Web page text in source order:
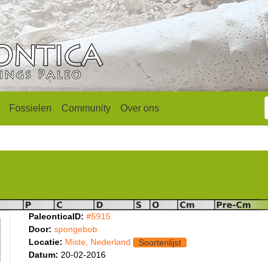
Fossielen Community Over ons
PaleonticaID: #5915
Door: spongebob
Locatie: Miste, Nederland
Soortenlijst
Datum: 20-02-2016